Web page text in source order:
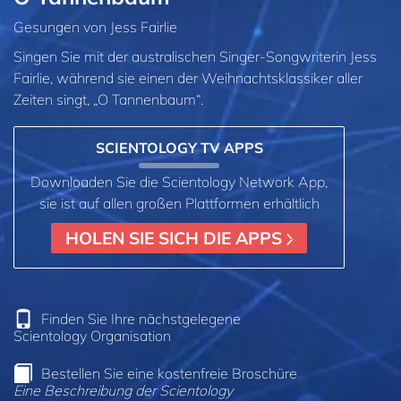
Gesungen von Jess Fairlie
Singen Sie mit der australischen Singer-Songwriterin Jess
Fairlie, während sie einen der Weihnachtsklassiker aller
Zeiten singt, „O Tannenbaum“.
SCIENTOLOGY TV APPS
Downloaden Sie die Scientology Network App,
sie ist auf allen großen Plattformen erhältlich
HOLEN SIE SICH DIE APPS
Finden Sie Ihre nächstgelegene
Scientology Organisation
Bestellen Sie eine kostenfreie Broschüre
Eine Beschreibung der Scientology